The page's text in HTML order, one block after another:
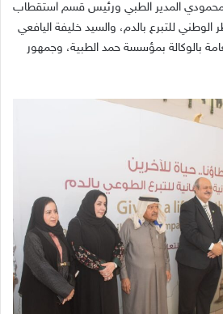
المدير الطبي ورئيس قسم استقطاب
الوطني للتبرع بالدم، والسيد خليفة اليافعي
بالوكالة بمؤسسة حمد الطبية، وجمهور